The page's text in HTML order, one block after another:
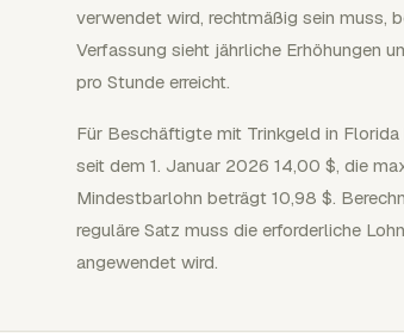
verwendet wird, rechtmäßig sein muss,
Verfassung sieht jährliche Erhöhungen
pro Stunde erreicht.
Für Beschäftigte mit Trinkgeld in
seit dem 1. Januar 2026 14,00 $, die
Mindestbarlohn beträgt 10,98 $.
reguläre Satz muss die erforderliche
angewendet wird.